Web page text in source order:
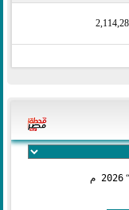
2026 م